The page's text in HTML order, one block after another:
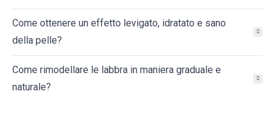
Come ottenere un effetto levigato, idratato e sano
della pelle?
Come rimodellare le labbra in maniera graduale e
naturale?